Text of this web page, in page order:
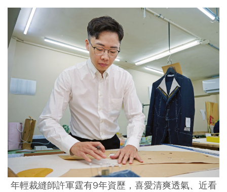
年輕裁縫師許軍霆有9年資歷，喜愛清爽透氣、近看